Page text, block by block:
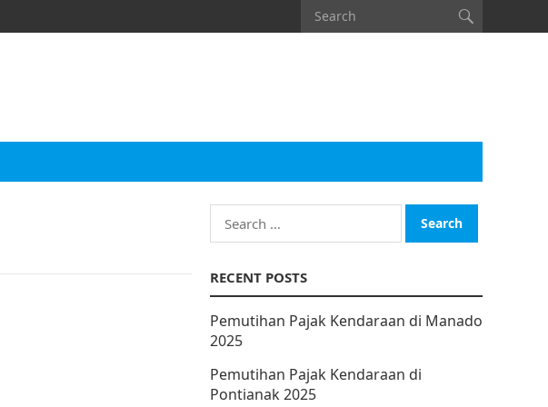
Search
for:
RECENT POSTS
Pemutihan Pajak Kendaraan di Manado
2025
Pemutihan Pajak Kendaraan di
Pontianak 2025